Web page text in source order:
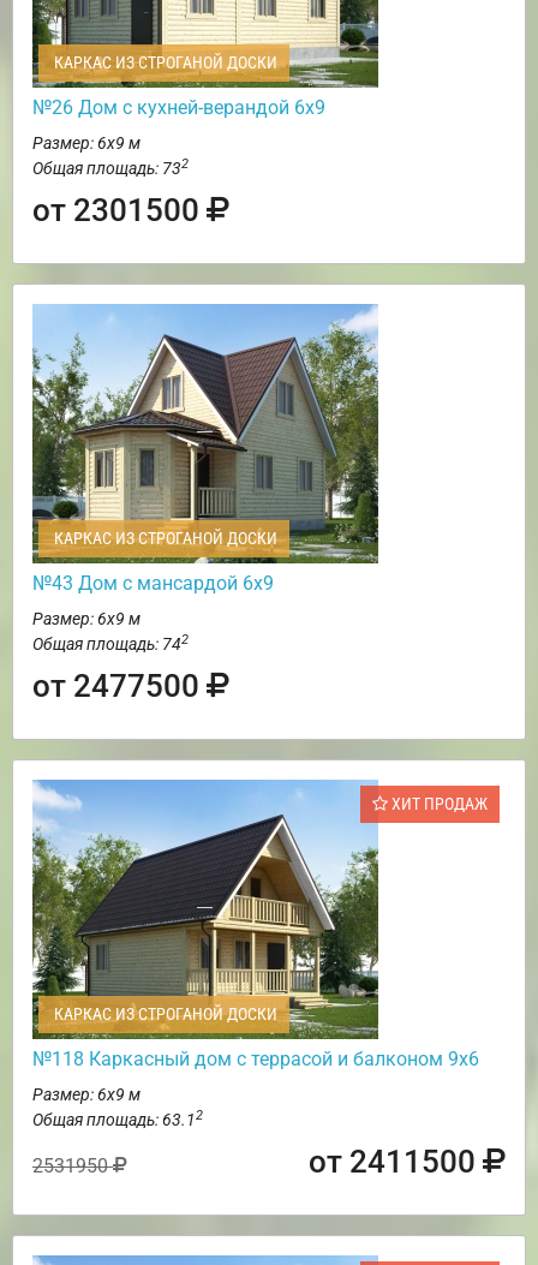
КАРКАС ИЗ СТРОГАНОЙ ДОСКИ
№26 Дом с кухней-верандой 6х9
Размер: 6х9 м
Общая площадь: 732
от 2301500
КАРКАС ИЗ СТРОГАНОЙ ДОСКИ
№43 Дом с мансардой 6х9
Размер: 6х9 м
Общая площадь: 742
от 2477500
ХИТ ПРОДАЖ
КАРКАС ИЗ СТРОГАНОЙ ДОСКИ
№118 Каркасный дом с террасой и балконом 9х6
Размер: 6х9 м
Общая площадь: 63.12
2531950 от 2411500